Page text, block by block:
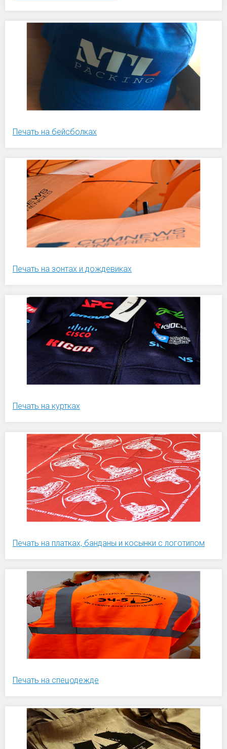
Печать на бейсболках
Печать на зонтах и дождевиках
Печать на куртках
Печать на платках, банданы и косынки с логотипом
Печать на спецодежде